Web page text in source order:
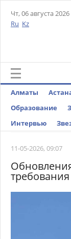
Чт, 06 августа 2026
Ru Kz
Алматы
Образование
Интервью
11-05-2026, 09:07
требования